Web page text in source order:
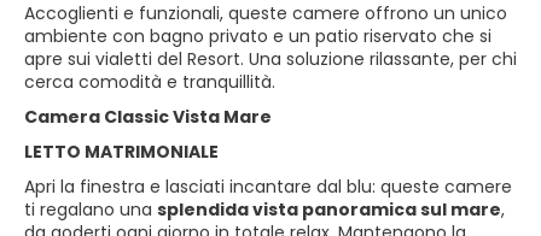
Accoglienti e funzionali, queste camere offrono un unico
ambiente con bagno privato e un patio riservato che si
apre sui vialetti del Resort. Una soluzione rilassante, per chi
cerca comodità e tranquillità.
Camera Classic Vista Mare
LETTO MATRIMONIALE
Apri la finestra e lasciati incantare dal blu: queste camere
ti regalano una splendida vista panoramica sul mare,